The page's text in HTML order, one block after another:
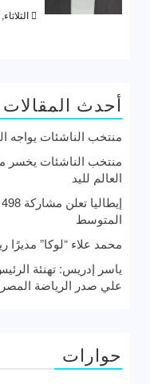
الثلاثاء, 27 مايو 2025, 11:00 م
أحدث المقالات
منتخب الناشئات يواجه
منتخب الناشئات يخسر
العالم لليد
المتوسط
محمد علاء “لوكا” مديرًا
ياسر إدريس: تهنئة
علي صدر الرياضة
حوارات